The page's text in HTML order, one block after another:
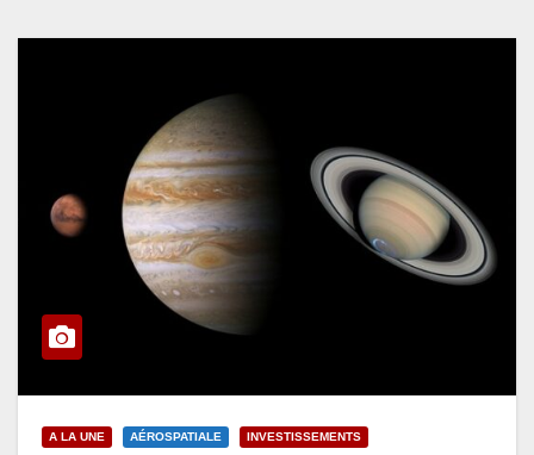
A LA UNE AÉROSPATIALE INVESTISSEMENTS